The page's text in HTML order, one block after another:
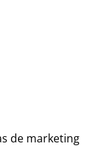
de marketing